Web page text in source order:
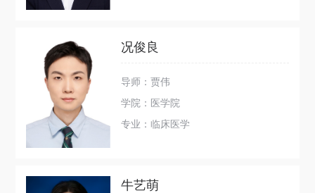
况俊良
导师：贾伟
学院：医学院
专业：临床医学
牛艺萌